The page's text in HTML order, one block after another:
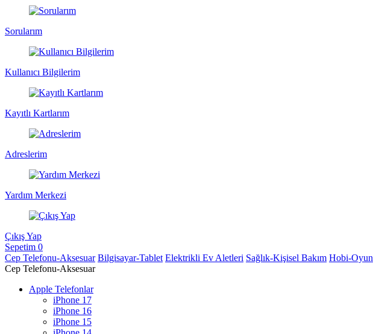
Sorularım
Kullanıcı Bilgilerim
Kayıtlı Kartlarım
Adreslerim
Yardım Merkezi
Çıkış Yap
Sepetim 0
Cep Telefonu-Aksesuar Bilgisayar-Tablet Elektrikli Ev Aletleri Sağlık-Kişisel Bakım Hobi-Oyun
Cep Telefonu-Aksesuar
Apple Telefonlar
iPhone 17
iPhone 16
iPhone 15